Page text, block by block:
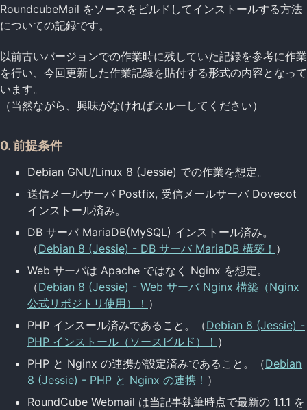
RoundcubeMail をソースをビルドしてインストールする方法
についての記録です。
以前古いバージョンでの作業時に残していた記録を参考に作業
を行い、今回更新した作業記録を貼付する形式の内容となって
います。
（当然ながら、興味がなければスルーしてください）
0. 前提条件
Debian GNU/Linux 8 (Jessie) での作業を想定。
送信メールサーバ Postfix, 受信メールサーバ Dovecot
インストール済み。
DB サーバ MariaDB(MySQL) インストール済み。
（Debian 8 (Jessie) - DB サーバ MariaDB 構築！ ）
Web サーバは Apache ではなく Nginx を想定。
（Debian 8 (Jessie) - Web サーバ Nginx 構築（Nginx
公式リポジトリ使用）！ ）
PHP インスール済みであること。（Debian 8 (Jessie) -
PHP インストール（ソースビルド）！ ）
PHP と Nginx の連携が設定済みであること。（Debian
8 (Jessie) - PHP と Nginx の連携！ ）
RoundCube Webmail は当記事執筆時点で最新の 1.1.1 を